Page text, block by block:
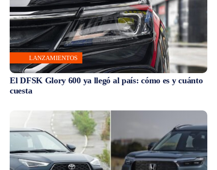
LANZAMIENTOS
El DFSK Glory 600 ya llegó al país: cómo es y cuánto
cuesta